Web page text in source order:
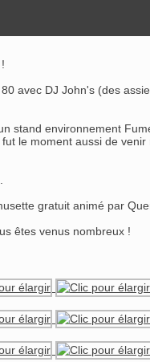
avec DJ John's (des
stand environnement
le moment aussi de
gratuit animé par
êtes venus nombreux !